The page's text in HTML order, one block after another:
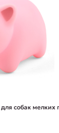
собак мелких